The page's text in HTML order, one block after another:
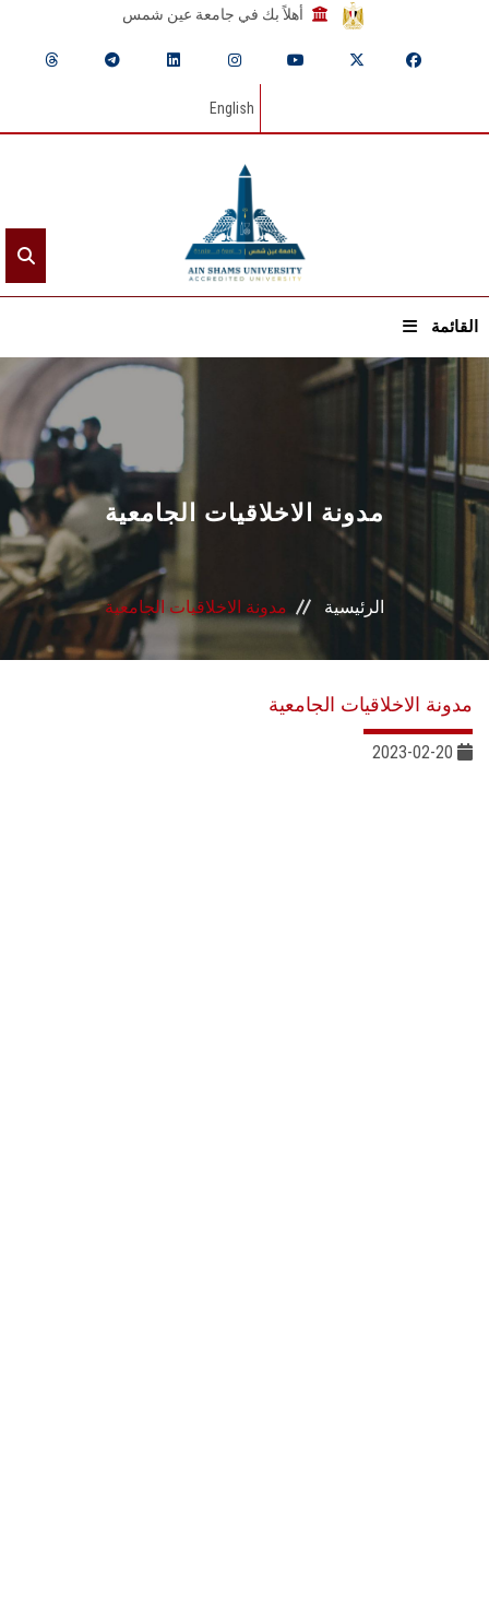
أهلاً بك في جامعة عين شمس
English
القائمة
الرئيسيـة
عن الجامعة
القطاعـات
الشئون الأكاديمية
البحث العلمي
مدونة الاخلاقيات الجامعية
الرئيسية مدونة الاخلاقيات الجامعية
مدونة الاخلاقيات الجامعية